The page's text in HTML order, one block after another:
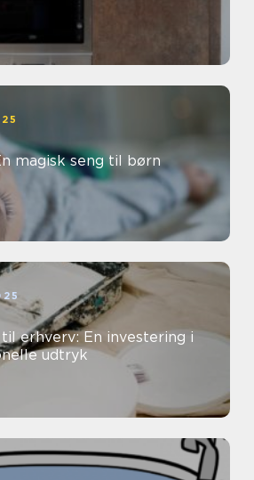
magisk seng til børn
erhverv: En investering i
udtryk